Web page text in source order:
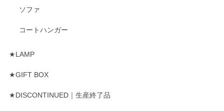
ソファ
コートハンガー
★LAMP
★GIFT BOX
★DISCONTINUED｜生産終了品